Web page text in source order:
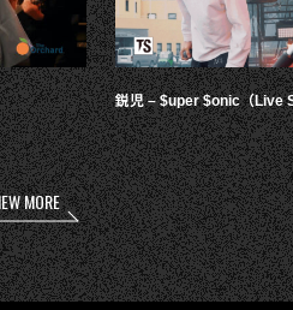
鋭児 – $uper $onic（Live
MORE